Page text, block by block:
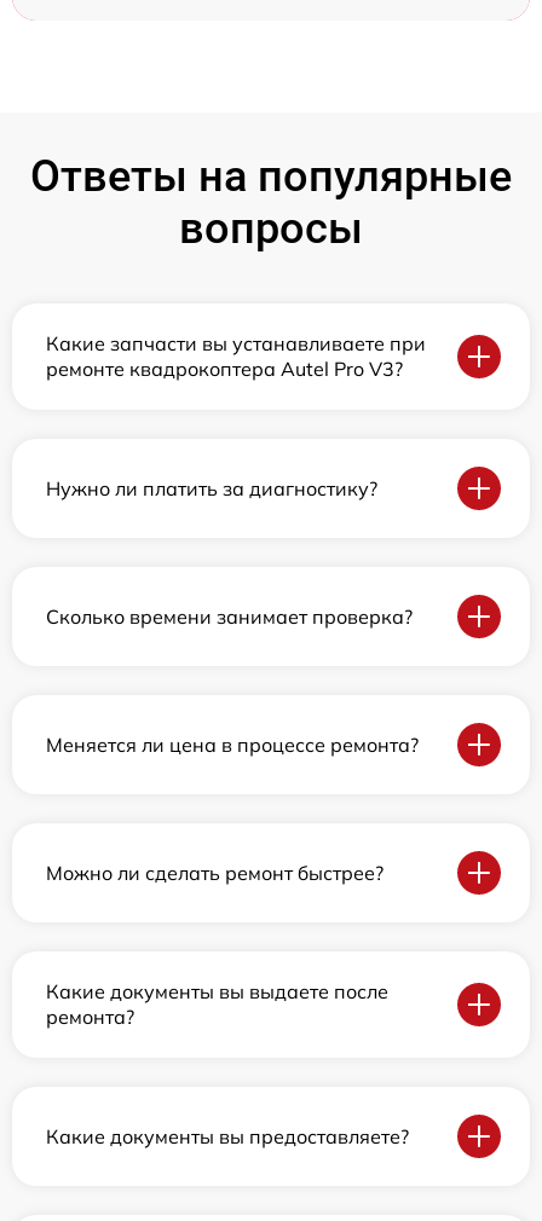
Ответы на популярные
вопросы
Какие запчасти вы устанавливаете при
ремонте квадрокоптера Autel Pro V3?
Нужно ли платить за диагностику?
Сколько времени занимает проверка?
Меняется ли цена в процессе ремонта?
Можно ли сделать ремонт быстрее?
Какие документы вы выдаете после
ремонта?
Какие документы вы предоставляете?